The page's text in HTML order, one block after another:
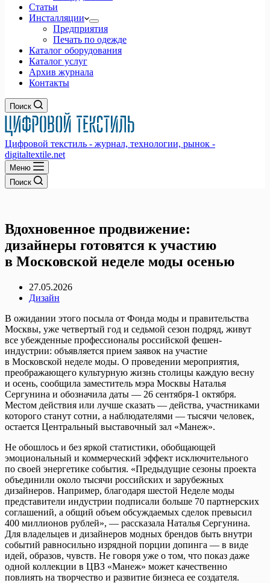
Статьи
Инсталляции
Предприятия
Печать по одежде
Каталог оборудования
Каталог услуг
Архив журнала
Контакты
Поиск
Цифровой текстиль - журнал, технологии, рынок -
digitaltextile.net
Меню
Поиск
Вдохновенное продвижение:
дизайнеры готовятся к участию
в Московской неделе моды осенью
27.05.2026
Дизайн
В ожидании этого посыла от Фонда моды и правительства
Москвы, уже четвертый год и седьмой сезон подряд, живут
все убежденные профессионалы российской фешен-
индустрии: объявляется прием заявок на участие
в Московской неделе моды. О проведении мероприятия,
преображающего культурную жизнь столицы каждую весну
и осень, сообщила заместитель мэра Москвы Наталья
Сергунина и обозначила даты — 26 сентября-1 октября.
Местом действия или лучше сказать — действа, участниками
которого станут сотни, а наблюдателями — тысячи человек,
остается Центральный выставочный зал «Манеж».
Не обошлось и без яркой статистики, обобщающей
эмоциональный и коммерческий эффект исключительного
по своей энергетике события. «Предыдущие сезоны проекта
объединили около тысячи российских и зарубежных
дизайнеров. Например, благодаря шестой Неделе моды
представители индустрии подписали больше 70 партнерских
соглашений, а общий объем обсуждаемых сделок превысил
400 миллионов рублей», — рассказала Наталья Сергунина.
Для владельцев и дизайнеров модных брендов быть внутри
событий равносильно изрядной порции допинга — в виде
идей, образов, чувств. Не говоря уже о том, что показ даже
одной коллекции в ЦВЗ «Манеж» может качественно
повлиять на творчество и развитие бизнеса ее создателя.